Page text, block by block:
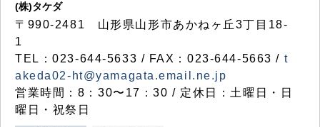
(株)タケダ
〒990-2481 山形県山形市あかねヶ丘3丁目18-
1
TEL：023-644-5633 / FAX：023-644-5663 / t
akeda02-ht@yamagata.email.ne.jp
営業時間：8：30〜17：30 / 定休日：土曜日・日
曜日・祝祭日